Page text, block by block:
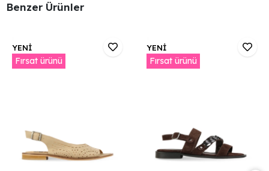
Benzer Ürünler
YENİ
Fırsat ürünü
YENİ
Fırsat ürünü